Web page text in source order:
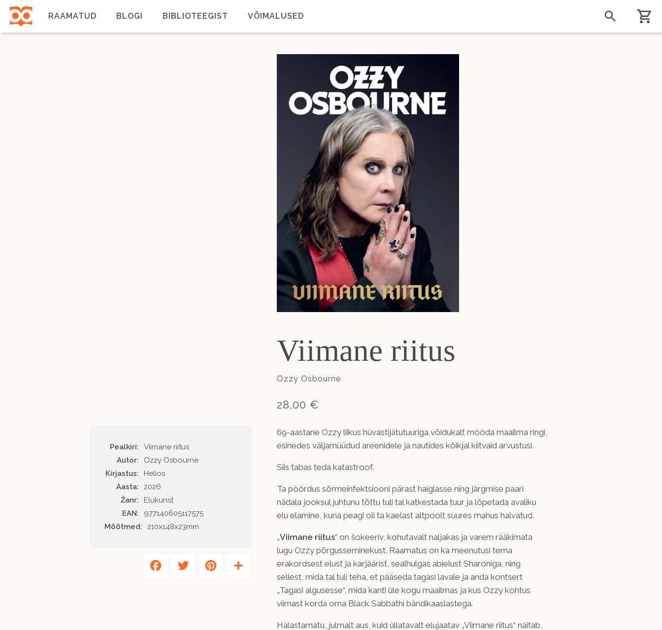
Liigu
edasi
põhisisu
juurde
RAAMATUD BLOGI BIBLIOTEEGIST VÕIMALUSED
Viimane riitus
Ozzy Osbourne
28,00 €
69-aastane Ozzy liikus hüvastijätutuuriga võidukalt mööda maailma ringi,
esinedes väljamüüdud areenidele ja nautides kõikjal kiitvaid arvustusi.
Siis tabas teda katastroof.
Ta pöördus sõrmeinfektsiooni pärast haiglasse ning järgmise paari
nädala jooksul juhtunu tõttu tuli tal katkestada tuur ja lõpetada avaliku
elu elamine, kuna peagi oli ta kaelast altpoolt suures mahus halvatud.
„Viimane riitus“ on šokeeriv, kohutavalt naljakas ja varem rääkimata
lugu Ozzy põrgusseminekust. Raamatus on ka meenutusi tema
erakordsest elust ja karjäärist, sealhulgas abielust Sharoniga, ning
sellest, mida tal tuli teha, et pääseda tagasi lavale ja anda kontsert
„Tagasi algusesse“, mida kanti üle kogu maailmas ja kus Ozzy kohtus
viimast korda oma Black Sabbathi bändikaaslastega.
Halastamatu, julmalt aus, kuid üllatavalt elujaatav „Viimane riitus“ näitab,
Pealkiri:
Viimane riitus
Autor
Ozzy Osbourne
Kirjastus
Helios
Aasta
2026
Žanr
Elukunst
EAN
977140605117575
Mõõtmed:
210x148x23mm